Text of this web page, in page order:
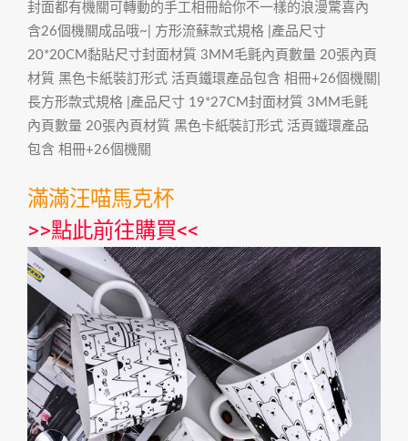
封面都有機關可轉動的手工相冊給你不一樣的浪漫驚喜內
含26個機關成品哦~| 方形流蘇款式規格 |產品尺寸
20*20CM黏貼尺寸封面材質 3MM毛氈內頁數量 20張內頁
材質 黑色卡紙裝訂形式 活頁鐵環產品包含 相冊+26個機關|
長方形款式規格 |產品尺寸 19*27CM封面材質 3MM毛氈
內頁數量 20張內頁材質 黑色卡紙裝訂形式 活頁鐵環產品
包含 相冊+26個機關
滿滿汪喵馬克杯
>>點此前往購買<<